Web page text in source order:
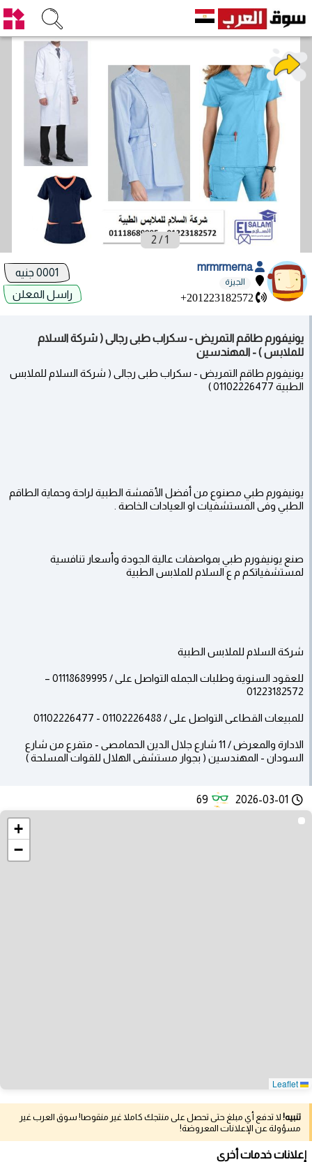
1
/
2
mrmrmerna
الجيزة
+201223182572
راسل المعلن
يونيفورم طاقم التمريض - سكراب طبى رجالى ( شركة السلام
للملابس ) - المهندسين
يونيفورم طاقم التمريض - سكراب طبى رجالى ( شركة السلام للملابس
الطبية 01102226477 )
يونيفورم طبي مصنوع من أفضل الأقمشة الطبية لراحة وحماية الطاقم
الطبي وفى المستشفيات او العيادات الخاصة .
صنع يونيفورم طبي بمواصفات عالية الجودة وأسعار تنافسية
لمستشفياتكم م ع السلام للملابس الطبية
شركة السلام للملابس الطبية
للعقود السنوية وطلبات الجمله التواصل على / 01118689995 –
01223182572
للمبيعات القطاعى التواصل على / 01102226488 - 01102226477
الادارة والمعرض / 11 شارع جلال الدين الحمامصى - متفرع من شارع
السودان - المهندسين ( بجوار مستشفى الهلال للقوات المسلحة )
2026-03-01
69
+
−
تنبيه! لا تدفع أي مبلغ حتى تحصل على منتجك كاملا غير منقوصا! سوق العرب غير
مسؤولة عن الإعلانات المعروضة!
إعلانات خدمات أخرى